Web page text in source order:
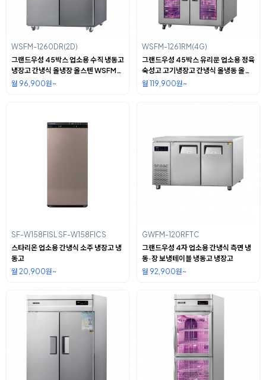
WSFM-1260DR(2D)
그랜드우성 45박스 업소용 수직 냉동고
냉장고 간냉식 올냉장 올스텐 WSFM-
1260DR(2D)
월 96,900원~
WSFM-1261RM(4G)
그랜드우성 45박스 유리문 업소용 정육
숙성고 고기냉장고 간냉식 올냉동 올스
텐 WSFM-1261RM(4G)
월 119,900원~
SF-W158FISL SF-W158FICS
스타리온 업소용 간냉식 소주 냉장고 냉
동고
월 20,900원~
GWFM-120RFTC
그랜드우성 4자 업소용 간냉식 측면 냉
동·장 보냉테이블 냉동고 냉장고
월 92,900원~